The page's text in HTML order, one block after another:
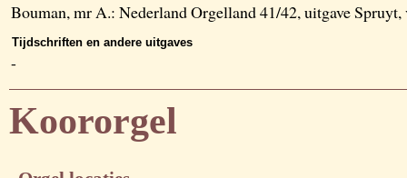
Bouman, mr A.: Nederland Orgelland 41/42, uitgave
Tijdschriften en andere uitgaves
-
Koororgel